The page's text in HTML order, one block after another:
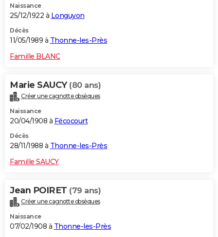
Naissance
25/12/1922 à Longuyon
Décès
11/05/1989 à Thonne-les-Près
Famille BLANC
Marie SAUCY (80 ans)
Créer une cagnotte obsèques
Naissance
20/04/1908 à Fécocourt
Décès
28/11/1988 à Thonne-les-Près
Famille SAUCY
Jean POIRET (79 ans)
Créer une cagnotte obsèques
Naissance
07/02/1908 à Thonne-les-Près